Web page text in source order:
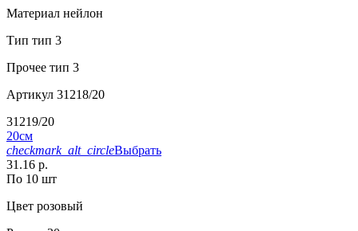
Материал нейлон
Тип тип 3
Прочее тип 3
Артикул 31218/20
31219/20
20см
checkmark_alt_circleВыбрать
31.16 р.
По 10 шт
Цвет розовый